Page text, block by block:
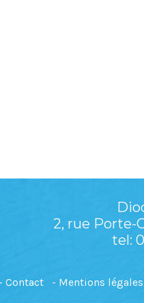
2, rue Porte-
tel:
Contact Mentions légales